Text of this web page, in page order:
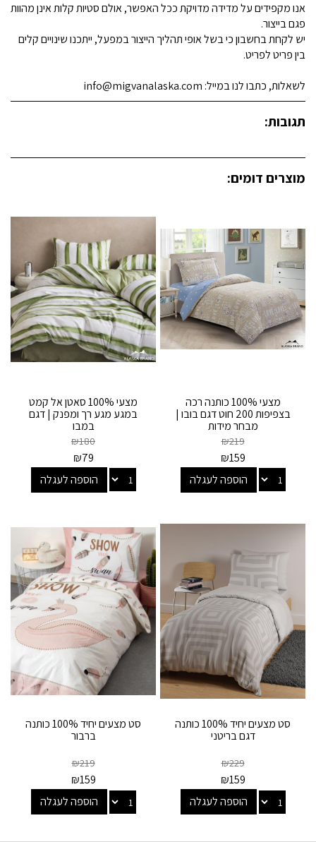
אנו מקפידים על מדידה מדויקת ככל האפשר, אולם סטיות קלות אינן מהוות
פגם בייצור.
יש לקחת בחשבון כי בשל אופי תהליך הייצור במפעל, ייתכנו שינויים קלים
בין פריט לפריט.
לשאלות, כתבו לנו במייל: info@migvanalaska.com
תגובות:
מוצרים דומים:
מצעי 100% כותנה רכה
בצפיפות 200 חוט דגם בובו |
מבחר מידות
₪219
₪159
הוספה לעגלה
מצעי 100% סאטן אל קמט
במגע מגע רך ומפנק | דגם
במבו
₪180
₪79
הוספה לעגלה
סט מצעים יחיד 100% כותנה
דגם בריטני
₪229
₪159
הוספה לעגלה
סט מצעים יחיד 100% כותנה
ברבור
₪219
₪159
הוספה לעגלה